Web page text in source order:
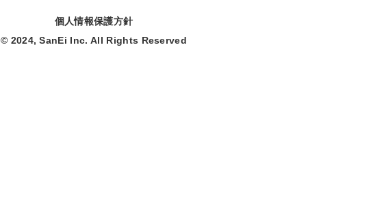
個人情報保護方針
© 2024, SanEi Inc. All Rights Reserved